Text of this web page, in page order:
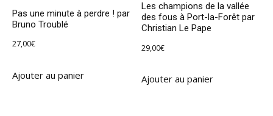
Pas une minute à perdre ! par
Bruno Troublé
27,00€
Ajouter au panier
Les champions de la vallée
des fous à Port-la-Forêt par
Christian Le Pape
29,00€
Ajouter au panier